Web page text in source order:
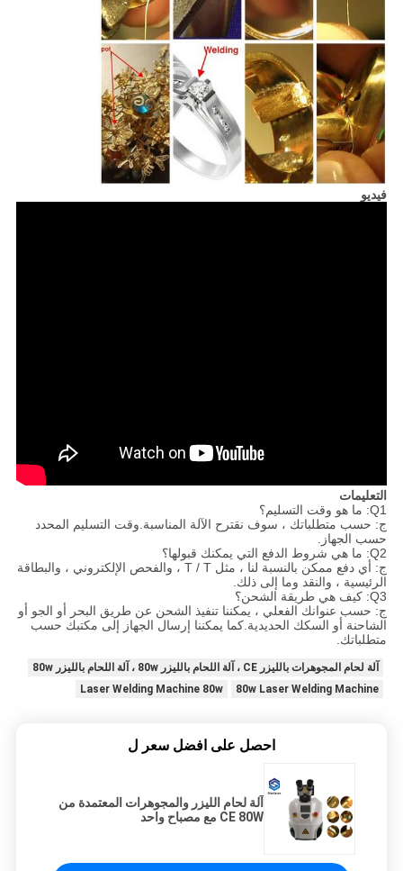
فيديو
التعليمات
Q1: ما هو وقت التسليم؟
ج: حسب متطلباتك ، سوف نقترح الآلة المناسبة.وقت التسليم المحدد
حسب الجهاز.
Q2: ما هي شروط الدفع التي يمكنك قبولها؟
ج: أي دفع ممكن بالنسبة لنا ، مثل T / T ، والفحص الإلكتروني ، والبطاقة
الرئيسية ، والنقد وما إلى ذلك.
Q3: كيف هي طريقة الشحن؟
ج: حسب عنوانك الفعلي ، يمكننا تنفيذ الشحن عن طريق البحر أو الجو أو
الشاحنة أو السكك الحديدية.كما يمكننا إرسال الجهاز إلى مكتبك حسب
متطلباتك.
آلة لحام المجوهرات بالليزر CE ، آلة اللحام بالليزر 80w ، آلة اللحام بالليزر 80w
80w Laser Welding Machine
Laser Welding Machine 80w
احصل على افضل سعر ل
آلة لحام الليزر والمجوهرات المعتمدة من
CE 80W مع مصباح واحد